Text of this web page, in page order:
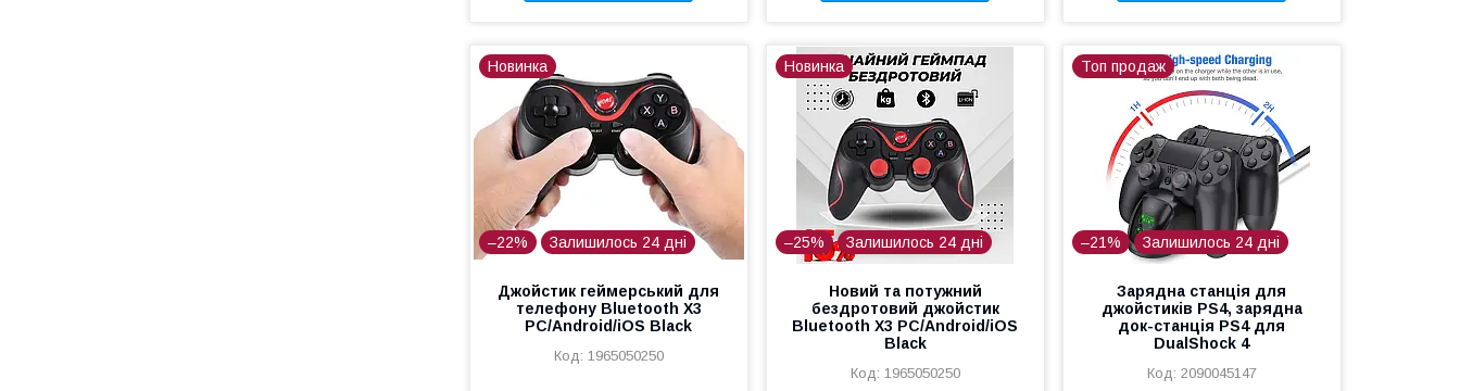
Новинка
–22% Залишилось 24 дні
Джойстик геймерський для
телефону Bluetooth X3
PC/Android/iOS Black
1965050250
Новинка
–25% Залишилось 24 дні
Новий та потужний
бездротовий джойстик
Bluetooth X3 PC/Android/iOS
Black
1965050250
Топ продаж
–21% Залишилось 24 дні
Зарядна станція для
джойстиків PS4, зарядна
док-станція PS4 для
DualShock 4
2090045147